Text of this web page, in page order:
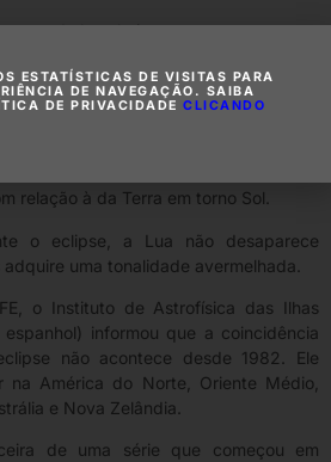
lua cheia que acontece em um
uma referência ao calendário, não
com alguma alteração de cor ou
relação à da Terra em torno Sol.
o eclipse, a Lua não desaparece
uma tonalidade avermelhada.
o Instituto de Astrofísica das Ilhas
informou que a coincidência
não acontece desde 1982. Ele
na América do Norte, Oriente Médio,
e Nova Zelândia.
de uma série que começou em
ESTATÍSTICAS DE VISITAS PARA
DE NAVEGAÇÃO. SAIBA
DE PRIVACIDADE CLICANDO